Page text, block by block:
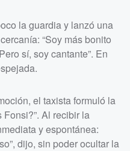
la guardia y lanzó una
“Soy más bonito
sí, soy cantante”. En
el taxista formuló la
Fonsi?”. Al recibir la
y espontánea:
dijo, sin poder ocultar la